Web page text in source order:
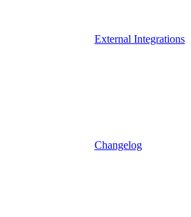
External Integrations
Changelog